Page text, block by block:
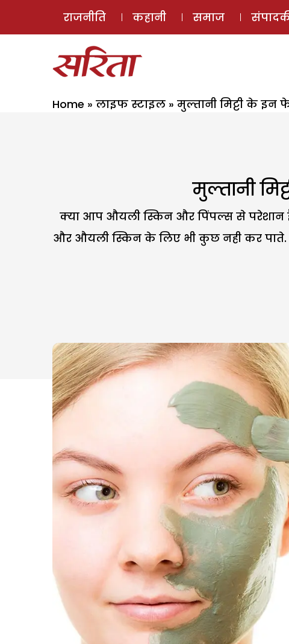
राजनीति कहानी समाज
Home » लाइफ स्टाइल » मुल्तानी मिट्टी के
मुल्तानी
क्या आप औयली स्किन और पिंपल्स से
और औयली स्किन के लिए भी कुछ नही कर पाते.